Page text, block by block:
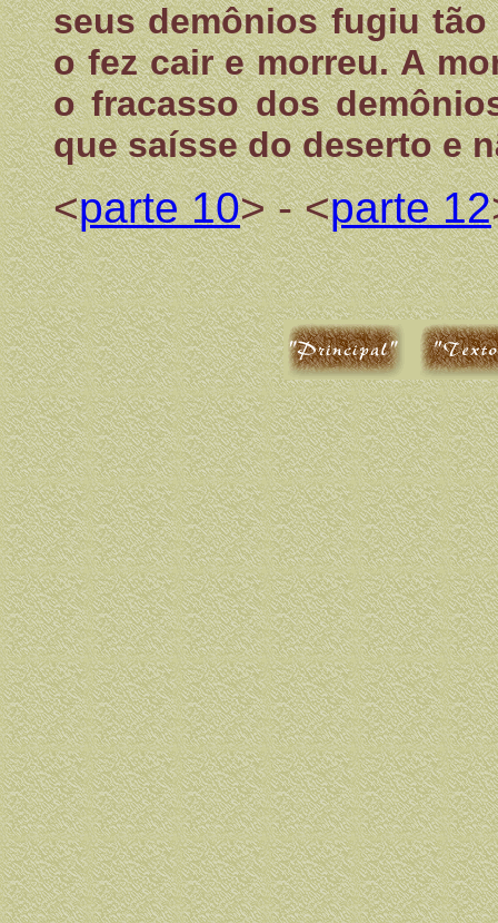
seus demônios fugiu
o fez cair e morreu. A
o fracasso dos
que saísse do deserto e
<parte 10> - <parte 12